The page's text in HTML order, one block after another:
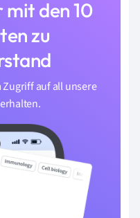
mit den 10
zu
auf all unsere